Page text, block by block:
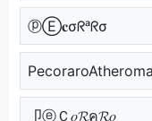
ⓟⒺ𝐜σᖇᵃᖇσ
卩ⓔＣ𝑜𝓡ค𝓡𝑜